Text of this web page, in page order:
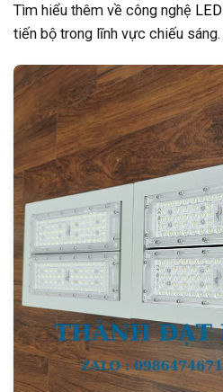
Tìm hiểu thêm về công nghệ LED
tiến bộ trong lĩnh vực chiếu sáng.